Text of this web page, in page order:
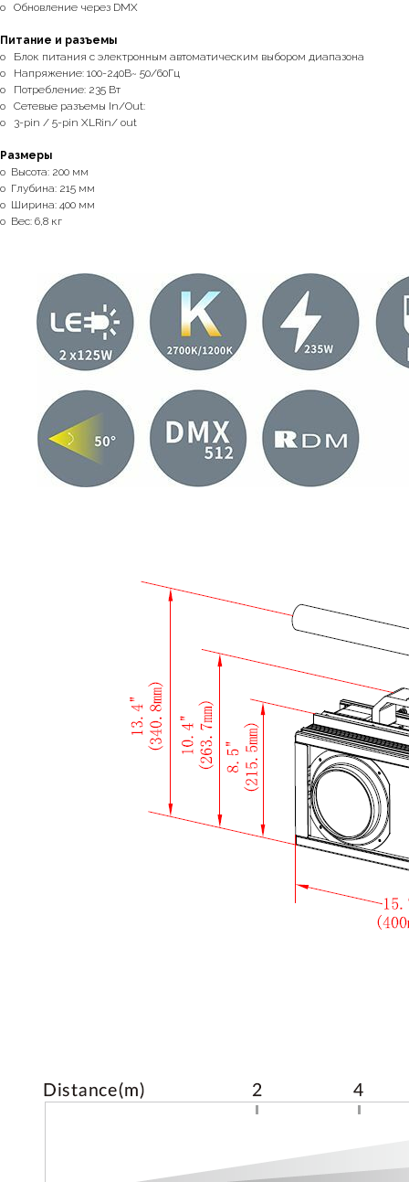
o Обновление через DMX
Питание и разъемы
o Блок питания с электронным автоматическим выбором диапазона
o Напряжение: 100-240В~ 50/60Гц
o Потребление: 235 Вт
o Сетевые разъемы In/Out:
o 3-pin / 5-pin XLRin/ out
Размеры
o Высота: 200 мм
o Глубина: 215 мм
o Ширина: 400 мм
o Вес: 6,8 кг